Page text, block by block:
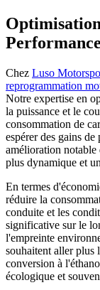
Chez Luso
reprogrammation
Notre expertise en
la puissance et le
consommation de
espérer des gains
amélioration notable
plus dynamique et
En termes
réduire la
conduite et les
significative sur le
l'empreinte
souhaitent aller plus
conversion à
écologique et